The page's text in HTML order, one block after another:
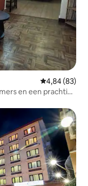
Gemiddelde
4,84 (83)
en een prachtig